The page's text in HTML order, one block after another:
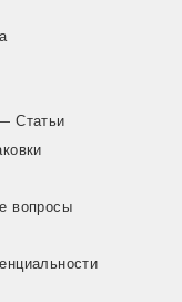
Статьи
вопросы